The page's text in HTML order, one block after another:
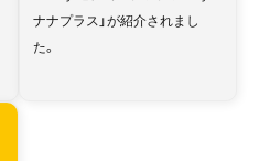
ナナプラス」が紹介されまし
た。